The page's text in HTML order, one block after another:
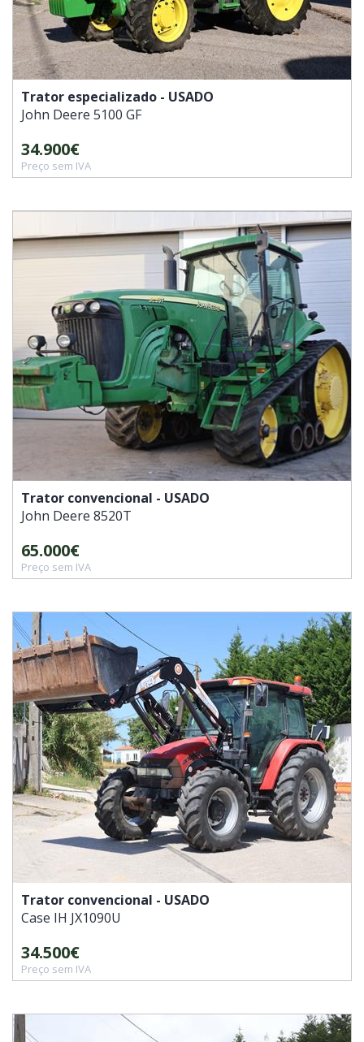
Trator especializado - USADO
John Deere 5100 GF
34.900€
Preço sem IVA
Trator convencional - USADO
John Deere 8520T
65.000€
Preço sem IVA
Trator convencional - USADO
Case IH JX1090U
34.500€
Preço sem IVA